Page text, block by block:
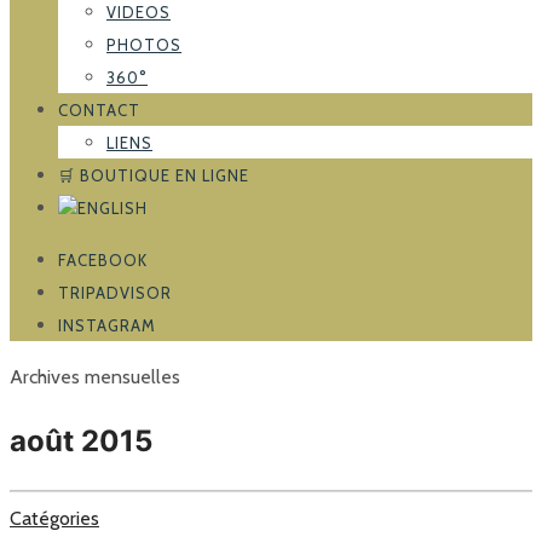
VIDEOS
PHOTOS
360°
CONTACT
LIENS
🛒 BOUTIQUE EN LIGNE
FACEBOOK
TRIPADVISOR
INSTAGRAM
Archives mensuelles
août 2015
Catégories